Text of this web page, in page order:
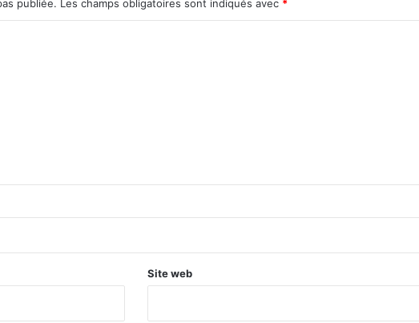
publiée. Les champs obligatoires sont indiqués avec *
Site web